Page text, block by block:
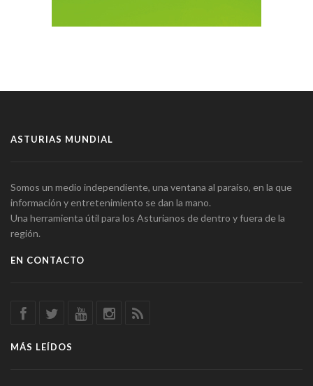
ASTURIAS MUNDIAL
Somos un medio independiente, una ventana al paraíso, en la que
información y entretenimiento se dan la mano.
Una herramienta útil para los Asturianos de dentro y fuera de la
región.
EN CONTACTO
MÁS LEÍDOS